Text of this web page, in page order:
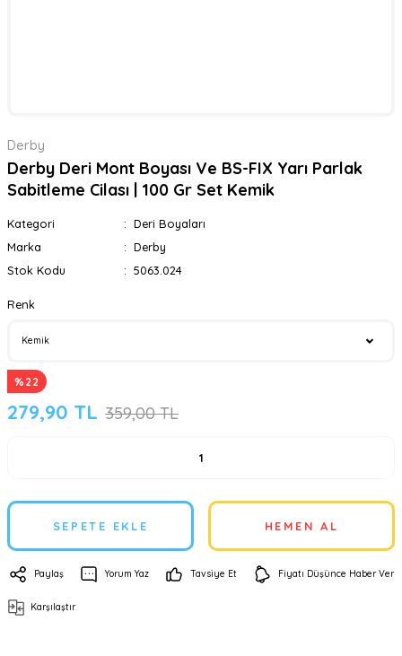
Derby
Derby Deri Mont Boyası Ve BS-FIX Yarı Parlak
Sabitleme Cilası | 100 Gr Set Kemik
Kategori
Deri Boyaları
Marka
Derby
Stok Kodu
5063.024
Renk
%22
279,90 TL 359,00 TL
SEPETE EKLE HEMEN AL
Paylaş Yorum Yaz Tavsiye Et Fiyatı Düşünce Haber Ver
Karşılaştır